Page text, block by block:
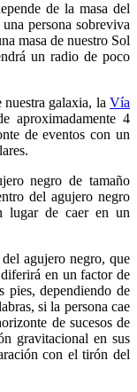
de la masa del
persona sobreviva
masa de nuestro Sol
un radio de poco
galaxia, la Vía
aproximadamente 4
de eventos con un
negro de tamaño
del agujero negro
lugar de caer en un
agujero negro, que
en un factor de
pies, dependiendo de
si la persona cae
de sucesos de
gravitacional en sus
con el tirón del